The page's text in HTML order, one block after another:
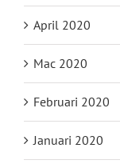
April 2020
Mac 2020
Februari 2020
Januari 2020